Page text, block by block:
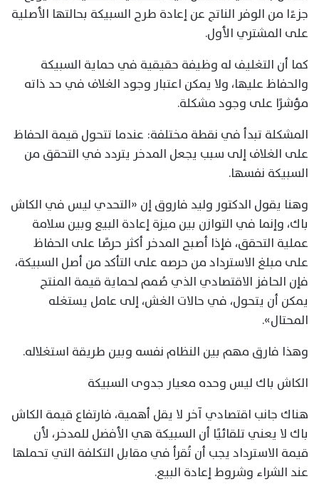
جزءًا من الوفر الناتج عن إعادة طرح السبيكة بحالتها الأصلية
على المشتري الأول.
كما أن التغليف له وظيفة حقيقية في حماية السبيكة
والحفاظ عليها، ولا يمكن اعتبار وجود الغلاف في حد ذاته
مؤشرًا على وجود مشكلة.
المشكلة تبدأ في نقطة مختلفة: عندما تتحول قيمة الحفاظ
على الغلاف إلى سبب يجعل المدخر يتردد في التحقق من
السبيكة نفسها.
وهنا يقول الدكتور وليد فاروق إن «التحدي ليس في الكاش
باك، وإنما في التوازن بين ميزة إعادة البيع وبين سلامة
عملية التحقق، فإذا أصبح المدخر أكثر حرصًا على الحفاظ
على مبلغ الاسترداد من حرصه على التأكد من أصل السبيكة،
فإن الحافز الاقتصادي الذي صُمم لحماية قيمة المنتج
يمكن أن يتحول، في حالات الغش، إلى عامل يستغله
المحتال».
وهذا فارق مهم بين النظام نفسه وبين طريقة استغلاله.
الكاش باك ليس وحده معيار جدوى السبيكة
هناك جانب اقتصادي آخر لا يقل أهمية، فارتفاع قيمة الكاش
باك لا يعني تلقائيًا أن السبيكة هي الأفضل للمدخر، لأن
قيمة الاسترداد يجب أن تُقرأ في مقابل التكلفة التي تحملها
عند الشراء وشروط إعادة البيع.